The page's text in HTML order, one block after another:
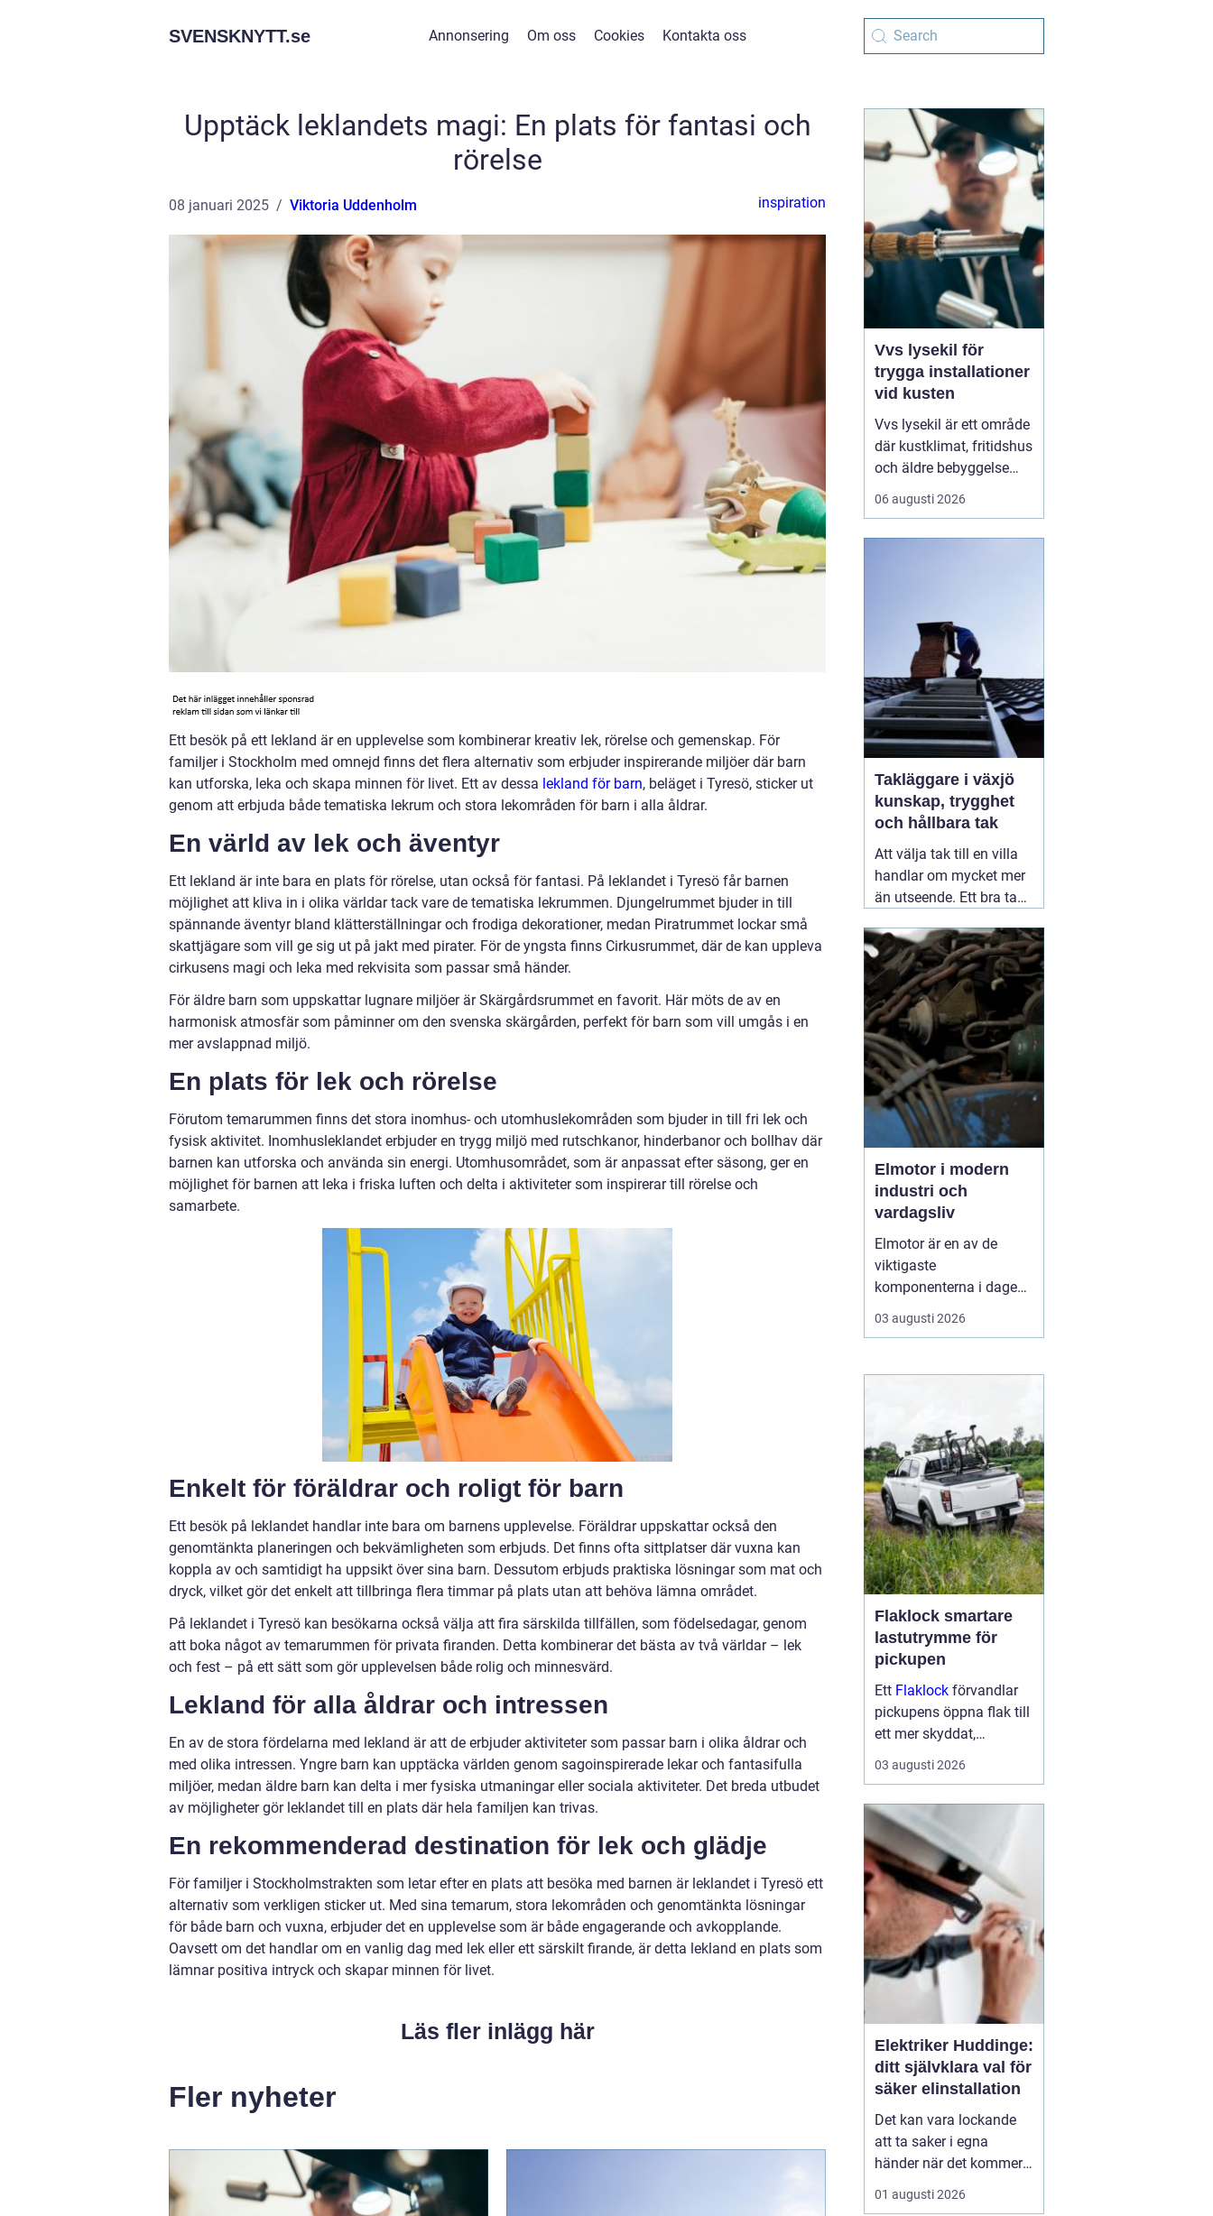
SVENSKNYTT.se Annonsering Om oss Cookies Kontakta oss
Upptäck leklandets magi: En plats för fantasi och
rörelse
08 januari 2025 Viktoria Uddenholm inspiration
Ett besök på ett lekland är en upplevelse som kombinerar kreativ lek, rörelse och gemenskap. För
familjer i Stockholm med omnejd finns det flera alternativ som erbjuder inspirerande miljöer där barn
kan utforska, leka och skapa minnen för livet. Ett av dessa lekland för barn, beläget i Tyresö, sticker ut
genom att erbjuda både tematiska lekrum och stora lekområden för barn i alla åldrar.
En värld av lek och äventyr
Ett lekland är inte bara en plats för rörelse, utan också för fantasi. På leklandet i Tyresö får barnen
möjlighet att kliva in i olika världar tack vare de tematiska lekrummen. Djungelrummet bjuder in till
spännande äventyr bland klätterställningar och frodiga dekorationer, medan Piratrummet lockar små
skattjägare som vill ge sig ut på jakt med pirater. För de yngsta finns Cirkusrummet, där de kan uppleva
cirkusens magi och leka med rekvisita som passar små händer.
För äldre barn som uppskattar lugnare miljöer är Skärgårdsrummet en favorit. Här möts de av en
harmonisk atmosfär som påminner om den svenska skärgården, perfekt för barn som vill umgås i en
mer avslappnad miljö.
En plats för lek och rörelse
Förutom temarummen finns det stora inomhus- och utomhuslekområden som bjuder in till fri lek och
fysisk aktivitet. Inomhusleklandet erbjuder en trygg miljö med rutschkanor, hinderbanor och bollhav där
barnen kan utforska och använda sin energi. Utomhusområdet, som är anpassat efter säsong, ger en
möjlighet för barnen att leka i friska luften och delta i aktiviteter som inspirerar till rörelse och
samarbete.
Enkelt för föräldrar och roligt för barn
Ett besök på leklandet handlar inte bara om barnens upplevelse. Föräldrar uppskattar också den
genomtänkta planeringen och bekvämligheten som erbjuds. Det finns ofta sittplatser där vuxna kan
koppla av och samtidigt ha uppsikt över sina barn. Dessutom erbjuds praktiska lösningar som mat och
dryck, vilket gör det enkelt att tillbringa flera timmar på plats utan att behöva lämna området.
På leklandet i Tyresö kan besökarna också välja att fira särskilda tillfällen, som födelsedagar, genom
att boka något av temarummen för privata firanden. Detta kombinerar det bästa av två världar – lek
och fest – på ett sätt som gör upplevelsen både rolig och minnesvärd.
Lekland för alla åldrar och intressen
En av de stora fördelarna med lekland är att de erbjuder aktiviteter som passar barn i olika åldrar och
med olika intressen. Yngre barn kan upptäcka världen genom sagoinspirerade lekar och fantasifulla
miljöer, medan äldre barn kan delta i mer fysiska utmaningar eller sociala aktiviteter. Det breda utbudet
av möjligheter gör leklandet till en plats där hela familjen kan trivas.
En rekommenderad destination för lek och glädje
För familjer i Stockholmstrakten som letar efter en plats att besöka med barnen är leklandet i Tyresö ett
alternativ som verkligen sticker ut. Med sina temarum, stora lekområden och genomtänkta lösningar
för både barn och vuxna, erbjuder det en upplevelse som är både engagerande och avkopplande.
Oavsett om det handlar om en vanlig dag med lek eller ett särskilt firande, är detta lekland en plats som
lämnar positiva intryck och skapar minnen för livet.
Läs fler inlägg här
Fler nyheter
Vvs lysekil för
trygga installationer
vid kusten
Vvs lysekil är ett område
där kustklimat, fritidshus
och äldre bebyggelse
ställer extra höga krav
på rörarbeten,
av återkommande
säsongsproblem, akuta
läckage och behov...
06 augusti 2026
Takläggare i växjö
kunskap, trygghet
och hållbara tak
Att välja tak till en villa
handlar om mycket mer
än utseende. Ett bra tak
snö, blåst och fukt, och
påverkar både
inomhusklimat och
ekonomi. I en stad med
skiftande väder som
Växjö blir valet av
material, utförande05
augusti 2026
Elmotor i modern
industri och
vardagsliv
Elmotor är en av de
viktigaste
komponenterna i dagens
samhälle, från små
hushållsapparater till
En väl vald och rättskött
03 augusti 2026
Flaklock smartare
lastutrymme för
pickupen
Ett Flaklock förvandlar
pickupens öppna flak till
ett mer skyddat,
praktiskt och ibland
också mer bränslesnålt
är skillnaden tydlig
redan efter första
veckan: mindre stök,
torrar...
03 augusti 2026
Elektriker Huddinge:
ditt självklara val för
säker elinstallation
Det kan vara lockande
att ta saker i egna
händer när det kommer
till hemförbättringar,
men när det handlar om
01 augusti 2026